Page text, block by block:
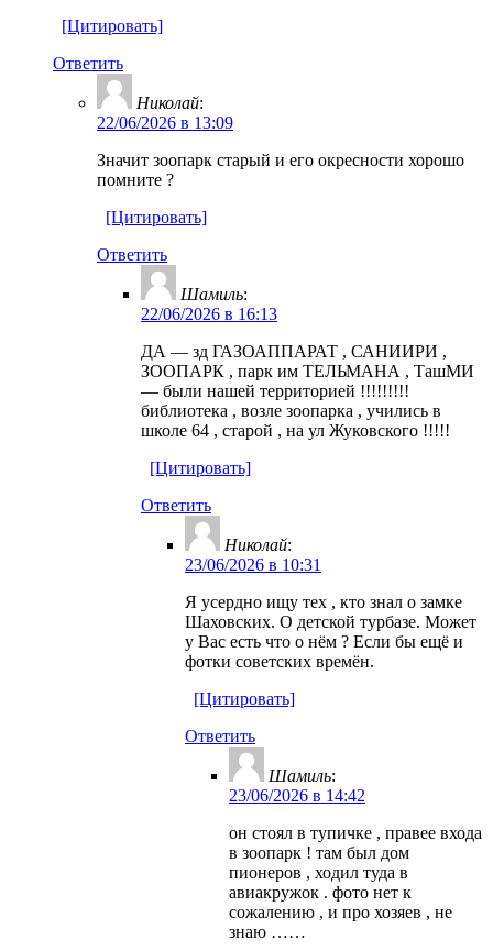
[Цитировать]
Ответить
Николай:
22/06/2026 в 13:09
Значит зоопарк старый и его окресности хорошо
помните ?
[Цитировать]
Ответить
Шамиль:
22/06/2026 в 16:13
ДА — зд ГАЗОАППАРАТ , САНИИРИ ,
ЗООПАРК , парк им ТЕЛЬМАНА , ТашМИ
— были нашей территорией !!!!!!!!!
библиотека , возле зоопарка , учились в
школе 64 , старой , на ул Жуковского !!!!!
[Цитировать]
Ответить
Николай:
23/06/2026 в 10:31
Я усердно ищу тех , кто знал о замке
Шаховских. О детской турбазе. Может
у Вас есть что о нём ? Если бы ещё и
фотки советских времён.
[Цитировать]
Ответить
Шамиль:
23/06/2026 в 14:42
он стоял в тупичке , правее входа
в зоопарк ! там был дом
пионеров , ходил туда в
авиакружок . фото нет к
сожалению , и про хозяев , не
знаю ……